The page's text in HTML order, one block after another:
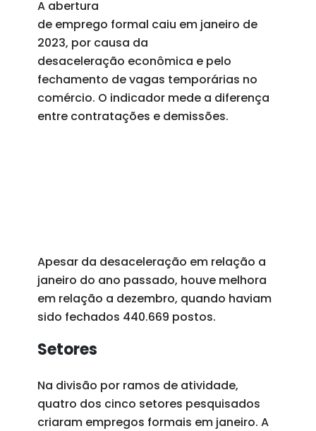
A abertura
de emprego formal caiu em janeiro de
2023, por causa da
desaceleração econômica e pelo
fechamento de vagas temporárias no
comércio. O indicador mede a diferença
entre contratações e demissões.
Apesar da desaceleração em relação a
janeiro do ano passado, houve melhora
em relação a dezembro, quando haviam
sido fechados 440.669 postos.
Setores
Na divisão por ramos de atividade,
quatro dos cinco setores pesquisados
criaram empregos formais em janeiro. A